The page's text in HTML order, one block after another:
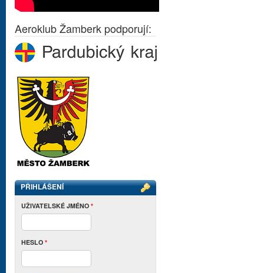
Aeroklub Žamberk podporují:
PŘIHLÁŠENÍ
UŽIVATELSKÉ JMÉNO *
HESLO *